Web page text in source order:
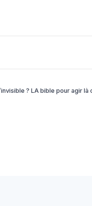
? LA bible pour agir là